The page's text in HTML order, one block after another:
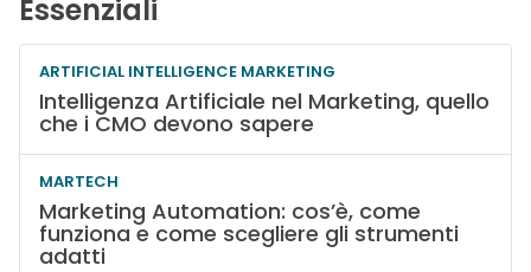
Essenziali
ARTIFICIAL INTELLIGENCE MARKETING
Intelligenza Artificiale nel Marketing, quello
che i CMO devono sapere
MARTECH
Marketing Automation: cos’è, come
funziona e come scegliere gli strumenti
adatti